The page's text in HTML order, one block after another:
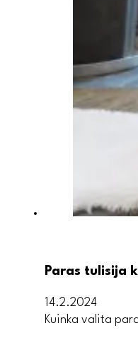
Paras tulisija
14.2.2024
Kuinka valita